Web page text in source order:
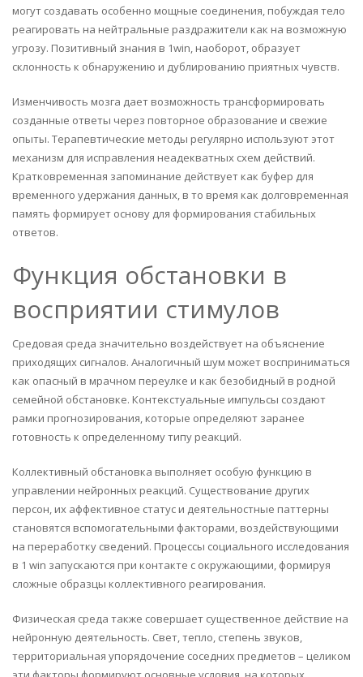
могут создавать особенно мощные соединения, побуждая тело
реагировать на нейтральные раздражители как на возможную
угрозу. Позитивный знания в 1win, наоборот, образует
склонность к обнаружению и дублированию приятных чувств.
Изменчивость мозга дает возможность трансформировать
созданные ответы через повторное образование и свежие
опыты. Терапевтические методы регулярно используют этот
механизм для исправления неадекватных схем действий.
Кратковременная запоминание действует как буфер для
временного удержания данных, в то время как долговременная
память формирует основу для формирования стабильных
ответов.
Функция обстановки в
восприятии стимулов
Средовая среда значительно воздействует на объяснение
приходящих сигналов. Аналогичный шум может восприниматься
как опасный в мрачном переулке и как безобидный в родной
семейной обстановке. Контекстуальные импульсы создают
рамки прогнозирования, которые определяют заранее
готовность к определенному типу реакций.
Коллективный обстановка выполняет особую функцию в
управлении нейронных реакций. Существование других
персон, их аффективное статус и деятельностные паттерны
становятся вспомогательными факторами, воздействующими
на переработку сведений. Процессы социального исследования
в 1 win запускаются при контакте с окружающими, формируя
сложные образцы коллективного реагирования.
Физическая среда также совершает существенное действие на
нейронную деятельность. Свет, тепло, степень звуков,
территориальная упорядочение соседних предметов – целиком